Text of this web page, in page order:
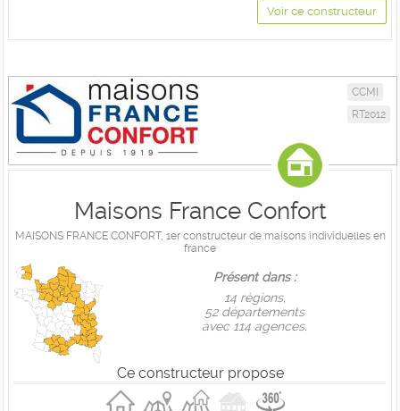
Voir ce constructeur
CCMI
RT2012
Maisons France Confort
MAISONS FRANCE CONFORT, 1er constructeur de maisons individuelles en
france
Présent dans :
14 règions,
52 départements
avec 114 agences.
Ce constructeur propose